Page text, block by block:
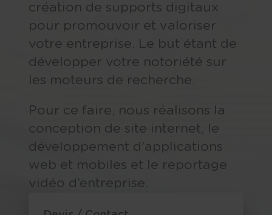
création de supports digitaux
pour promouvoir et valoriser
votre entreprise. Le but étant de
développer votre notoriété sur
les moteurs de recherche.
Pour ce faire, nous réalisons la
conception de site internet, le
développement d’applications
web et mobiles et le reportage
vidéo d’entreprise.